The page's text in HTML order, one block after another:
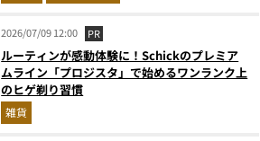
2026/07/09 12:00 PR
ルーティンが感動体験に！Schickのプレミア
ムライン「プロジスタ」で始めるワンランク上
のヒゲ剃り習慣
雑貨